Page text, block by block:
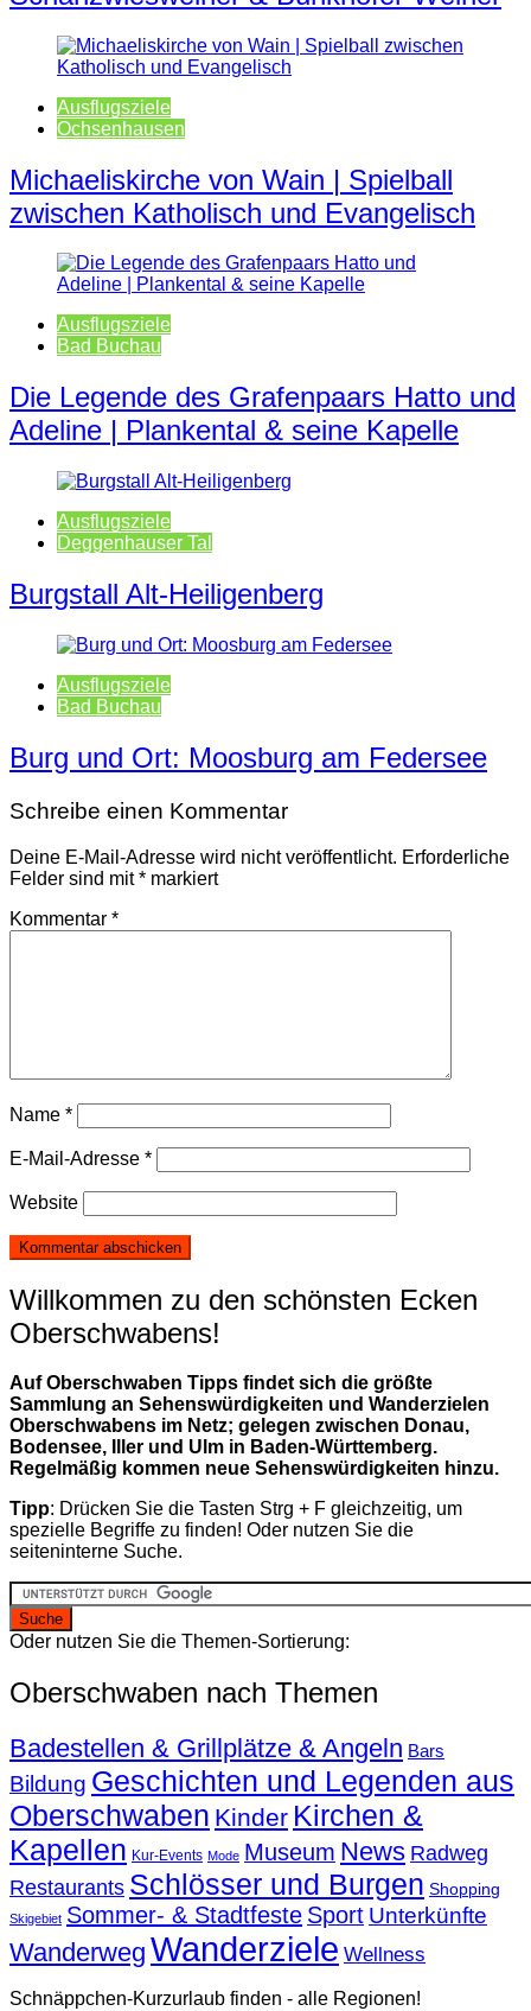
Ausflugsziele
Ochsenhausen
Michaeliskirche von Wain | Spielball
zwischen Katholisch und Evangelisch
Ausflugsziele
Bad Buchau
Die Legende des Grafenpaars Hatto und
Adeline | Plankental & seine Kapelle
Ausflugsziele
Deggenhauser Tal
Burgstall Alt-Heiligenberg
Ausflugsziele
Bad Buchau
Burg und Ort: Moosburg am Federsee
Schreibe einen Kommentar
Deine E-Mail-Adresse wird nicht veröffentlicht. Erforderliche
Felder sind mit* markiert
Kommentar *
Name *
E-Mail-Adresse *
Website
Willkommen zu den schönsten Ecken
Oberschwabens!
Auf Oberschwaben Tipps findet sich die größte
Sammlung an Sehenswürdigkeiten und Wanderzielen
Oberschwabens im Netz; gelegen zwischen Donau,
Bodensee, Iller und Ulm in Baden-Württemberg.
Regelmäßig kommen neue Sehenswürdigkeiten hinzu.
Tipp: Drücken Sie die Tasten Strg + F gleichzeitig, um
spezielle Begriffe zu finden! Oder nutzen Sie die
seiteninterne Suche.
Oder nutzen Sie die Themen-Sortierung:
Oberschwaben nach Themen
Badestellen & Grillplätze & Angeln Bars
Bildung Geschichten und Legenden aus
Oberschwaben Kinder Kirchen &
Kapellen Kur-Events Mode Museum News Radweg
Restaurants Schlösser und Burgen Shopping
Skigebiet Sommer- & Stadtfeste Sport Unterkünfte
Wanderweg Wanderziele Wellness
Schnäppchen-Kurzurlaub finden - alle Regionen!